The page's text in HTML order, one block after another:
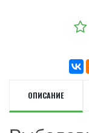
ОПИСАНИЕ